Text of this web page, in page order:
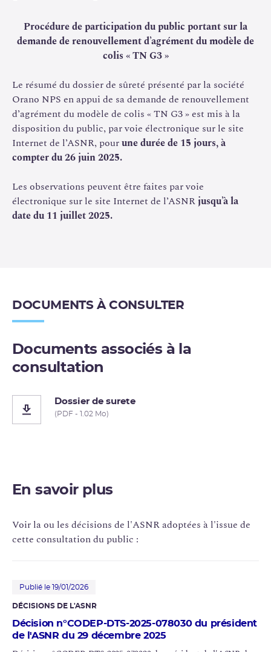
une épreuve thermique,
une épreuve d’immersion.
Procédure de participation du public portant sur la
demande de renouvellement d’agrément du modèle de
colis « TN G3 »
Le résumé du dossier de sûreté présenté par la société
Orano NPS en appui de sa demande de renouvellement
d’agrément du modèle de colis « TN G3 » est mis à la
disposition du public, par voie électronique sur le site
Internet de l’ASNR, pourune durée de 15 jours, à
compter du 26 juin 2025.
Les observations peuvent être faites par voie
électronique sur le site Internet de l’ASNRjusqu’à la
date du 11 juillet 2025.
DOCUMENTS À CONSULTER
Documents associés à la
consultation
Dossier de surete
(PDF - 1.02 Mo)
En savoir plus
Voir la ou les décisions de l'ASNR adoptées à l'issue de
cette consultation du public :
Publié le 19/01/2026
DÉCISIONS DE L'ASNR
Décision n°CODEP-DTS-2025-078030 du président
de l'ASNR du 29 décembre 2025